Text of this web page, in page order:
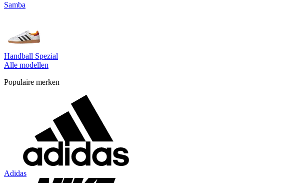
Samba
Handball Spezial
Alle modellen
Populaire merken
Adidas